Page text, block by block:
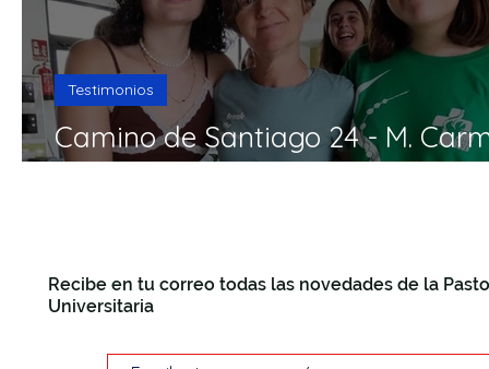
Camino de Santiago 24 - M.
Martínez
Testimonios
Recibe en tu correo todas las novedades de la
Universitaria